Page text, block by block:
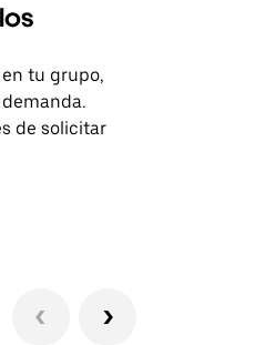
tu grupo,
de solicitar